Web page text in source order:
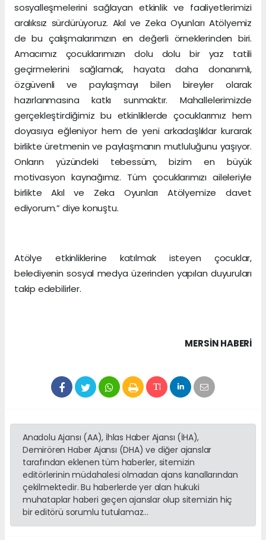
sosyalleşmelerini sağlayan etkinlik ve faaliyetlerimizi
aralıksız sürdürüyoruz. Akıl ve Zeka Oyunları Atölyemiz
de bu çalışmalarımızın en değerli örneklerinden biri.
Amacımız çocuklarımızın dolu dolu bir yaz tatili
geçirmelerini sağlamak, hayata daha donanımlı,
özgüvenli ve paylaşmayı bilen bireyler olarak
hazırlanmasına katkı sunmaktır. Mahallelerimizde
gerçekleştirdiğimiz bu etkinliklerde çocuklarımız hem
doyasıya eğleniyor hem de yeni arkadaşlıklar kurarak
birlikte üretmenin ve paylaşmanın mutluluğunu yaşıyor.
Onların yüzündeki tebessüm, bizim en büyük
motivasyon kaynağımız. Tüm çocuklarımızı aileleriyle
birlikte Akıl ve Zeka Oyunları Atölyemize davet
ediyorum.” diye konuştu.
Atölye etkinliklerine katılmak isteyen çocuklar,
belediyenin sosyal medya üzerinden yapılan duyuruları
takip edebilirler.
MERSIN HABERİ
Anadolu Ajansı (AA), İhlas Haber Ajansı (İHA),
Demirören Haber Ajansı (DHA) ve diğer ajanslar
tarafından eklenen tüm haberler, sitemizin
editörlerinin müdahalesi olmadan ajans kanallarından
çekilmektedir. Bu haberlerde yer alan hukuki
muhataplar haberi geçen ajanslar olup sitemizin hiç
bir editörü sorumlu tutulamaz...